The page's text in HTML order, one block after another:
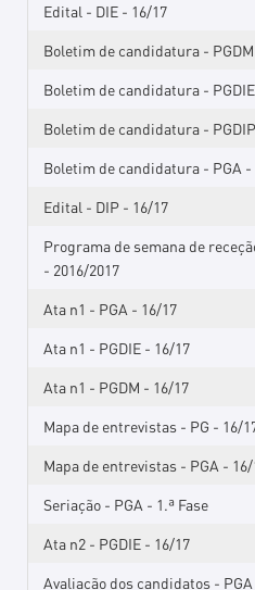
Edital - DIE - 16/17
Boletim de candidatura -
Boletim de candidatura -
Boletim de candidatura -
Boletim de candidatura - PGA -
Edital - DIP - 16/17
Programa de semana de
- 2016/2017
Ata n1 - PGA - 16/17
Ata n1 - PGDIE - 16/17
Ata n1 - PGDM - 16/17
Mapa de entrevistas - PG - 16/
Mapa de entrevistas - PGA -
Seriação - PGA - 1.ª Fase
Ata n2 - PGDIE - 16/17
Avaliação dos candidatos - PGA